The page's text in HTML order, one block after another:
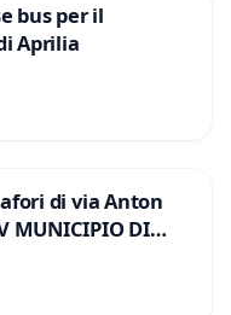
bus per il
Aprilia
di via Anton
MUNICIPIO DI